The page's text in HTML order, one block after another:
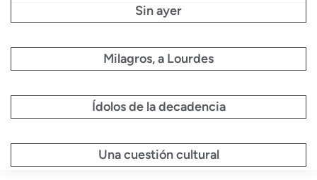
Sin ayer
Milagros, a Lourdes
Ídolos de la decadencia
Una cuestión cultural